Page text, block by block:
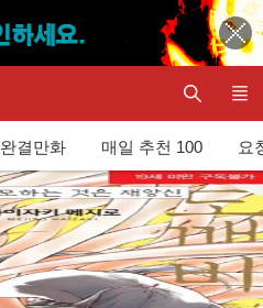
완결만화 매일 추천 100 요